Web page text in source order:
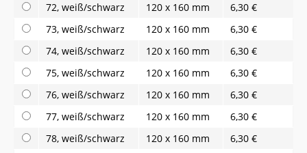
72, weiß/schwarz
120 x 160 mm
6,30 €
73, weiß/schwarz
120 x 160 mm
6,30 €
74, weiß/schwarz
120 x 160 mm
6,30 €
75, weiß/schwarz
120 x 160 mm
6,30 €
76, weiß/schwarz
120 x 160 mm
6,30 €
77, weiß/schwarz
120 x 160 mm
6,30 €
78, weiß/schwarz
120 x 160 mm
6,30 €